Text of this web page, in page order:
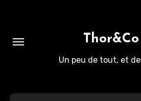
Thor&Co
Un peu de tout, et